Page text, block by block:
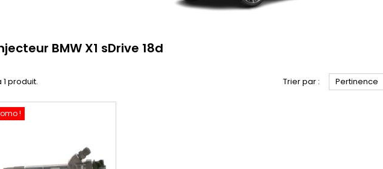
BMW X1 sDrive 18d
1 produit. Trier par : Pertinence
!